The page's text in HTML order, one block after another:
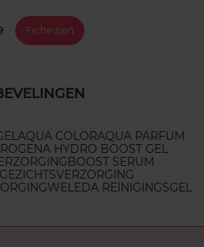
Fiche zien
AQUA COLORAQUA PARFUM
HYDRO BOOST GEL
BOOST SERUM
WELEDA REINIGINGSGEL